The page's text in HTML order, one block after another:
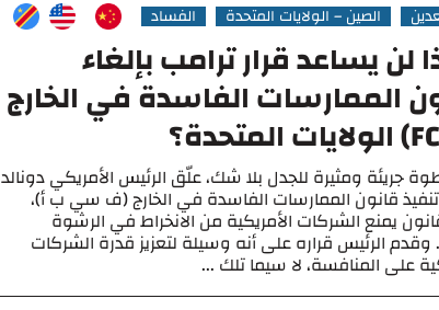
الصين – الولايات المتحدة الفساد
لن يساعد قرار ترامب بإلغاء
الممارسات الفاسدة في الخارج
جريئة ومثيرة للجدل بلا شك، علّق الرئيس الأمريكي دونالد
قانون الممارسات الفاسدة في الخارج (ف سي ب أ)،
يمنع الشركات الأمريكية من الانخراط في الرشوة
وقدم الرئيس قراره على أنه وسيلة لتعزيز قدرة الشركات
على المنافسة، لا سيما تلك ...